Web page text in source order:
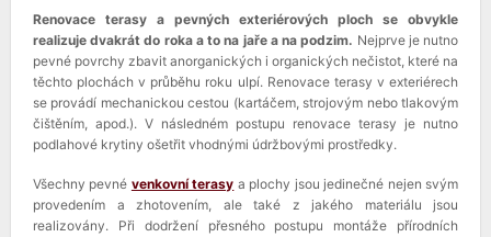
Renovace terasy a pevných exteriérových ploch se obvykle
realizuje dvakrát do roka a to na jaře a na podzim. Nejprve je nutno
pevné povrchy zbavit anorganických i organických nečistot, které na
těchto plochách v průběhu roku ulpí. Renovace terasy v exteriérech
se provádí mechanickou cestou (kartáčem, strojovým nebo tlakovým
čištěním, apod.). V následném postupu renovace terasy je nutno
podlahové krytiny ošetřit vhodnými údržbovými prostředky.
Všechny pevné venkovní terasy a plochy jsou jedinečné nejen svým
provedením a zhotovením, ale také z jakého materiálu jsou
realizovány. Při dodržení přesného postupu montáže přírodních